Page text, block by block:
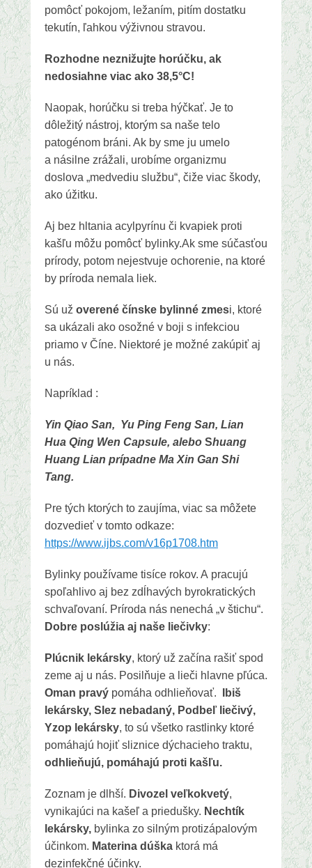
pomôcť pokojom, ležaním, pitím dostatku
tekutín, ľahkou výživnou stravou.
Rozhodne neznižujte horúčku, ak
nedosiahne viac ako 38,5°C!
Naopak, horúčku si treba hýčkať. Je to
dôležitý nástroj, ktorým sa naše telo
patogénom bráni. Ak by sme ju umelo
a násilne zrážali, urobíme organizmu
doslova „medvediu službu“, čiže viac škody,
ako úžitku.
Aj bez hltania acylpyrínu či kvapiek proti
kašľu môžu pomôcť bylinky.Ak sme súčasťou
prírody, potom nejestvuje ochorenie, na ktoré
by príroda nemala liek.
Sú už overené čínske bylinné zmesi, ktoré
sa ukázali ako osožné v boji s infekciou
priamo v Číne. Niektoré je možné zakúpiť aj
u nás.
Napríklad :
Yin Qiao San, Yu Ping Feng San, Lian
Hua Qing Wen Capsule, alebo Shuang
Huang Lian prípadne Ma Xin Gan Shi
Tang.
Pre tých ktorých to zaujíma, viac sa môžete
dozvedieť v tomto odkaze:
https://www.ijbs.com/v16p1708.htm
Bylinky používame tisíce rokov. A pracujú
spoľahlivo aj bez zdĺhavých byrokratických
schvaľovaní. Príroda nás nenechá „v štichu“.
Dobre poslúžia aj naše liečivky:
Plúcnik lekársky, ktorý už začína rašiť spod
zeme aj u nás. Posilňuje a lieči hlavne pľúca.
Oman pravý pomáha odhlieňovať.
Ibiš
lekársky, Slez nebadaný, Podbeľ liečivý,
Yzop lekársky, to sú všetko rastlinky ktoré
pomáhajú hojiť sliznice dýchacieho traktu,
odhlieňujú, pomáhajú proti kašľu.
Zoznam je dlhší. Divozel veľkokvetý,
vynikajúci na kašeľ a priedušky. Nechtík
lekársky, bylinka zo silným protizápalovým
účinkom. Materina dúška ktorá má
dezinfekčné účinky.